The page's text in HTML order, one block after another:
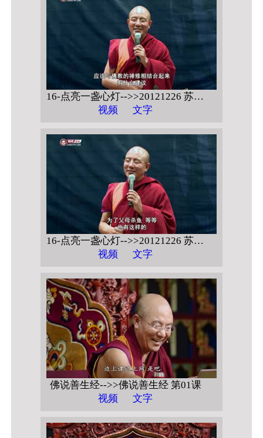
16-点亮一盏心灯-->>20121226 苏州科技学院 【禅宗与心灵救助】
视频
文字
16-点亮一盏心灯-->>20121226 苏州科技学院 【禅宗与心灵救助 问答】
视频
文字
佛说善生经-->>佛说善生经 第01课
视频
文字